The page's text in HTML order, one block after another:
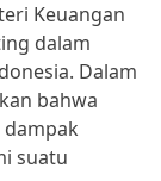
Keuangan
dalam
Dalam
bahwa
suatu